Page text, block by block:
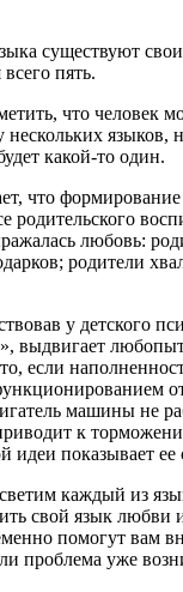
существуют
пять.
что человек
нескольких языков,
какой-то один.
что
родительского
любовь:
родители
у детского
выдвигает
если
машины не
к
идеи показывает ее
каждый из
свой язык любви
помогут вам
проблема уже